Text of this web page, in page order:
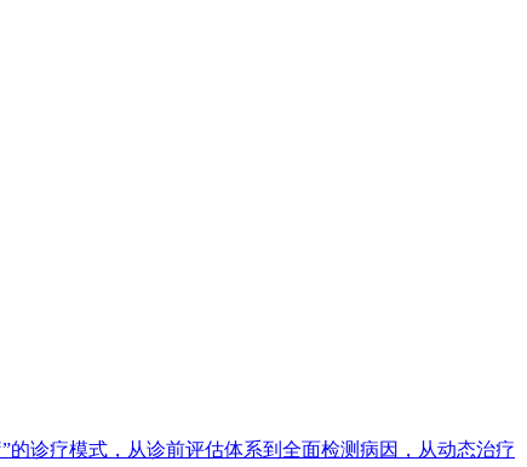
诊疗模式，从诊前评估体系到全面检测病因，从动态治疗